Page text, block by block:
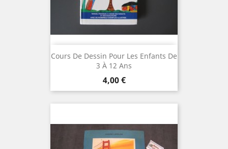
Cours De Dessin Pour Les Enfants De
3 À 12 Ans
Prix
4,00 €